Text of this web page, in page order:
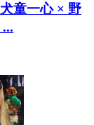
童一心 × 野